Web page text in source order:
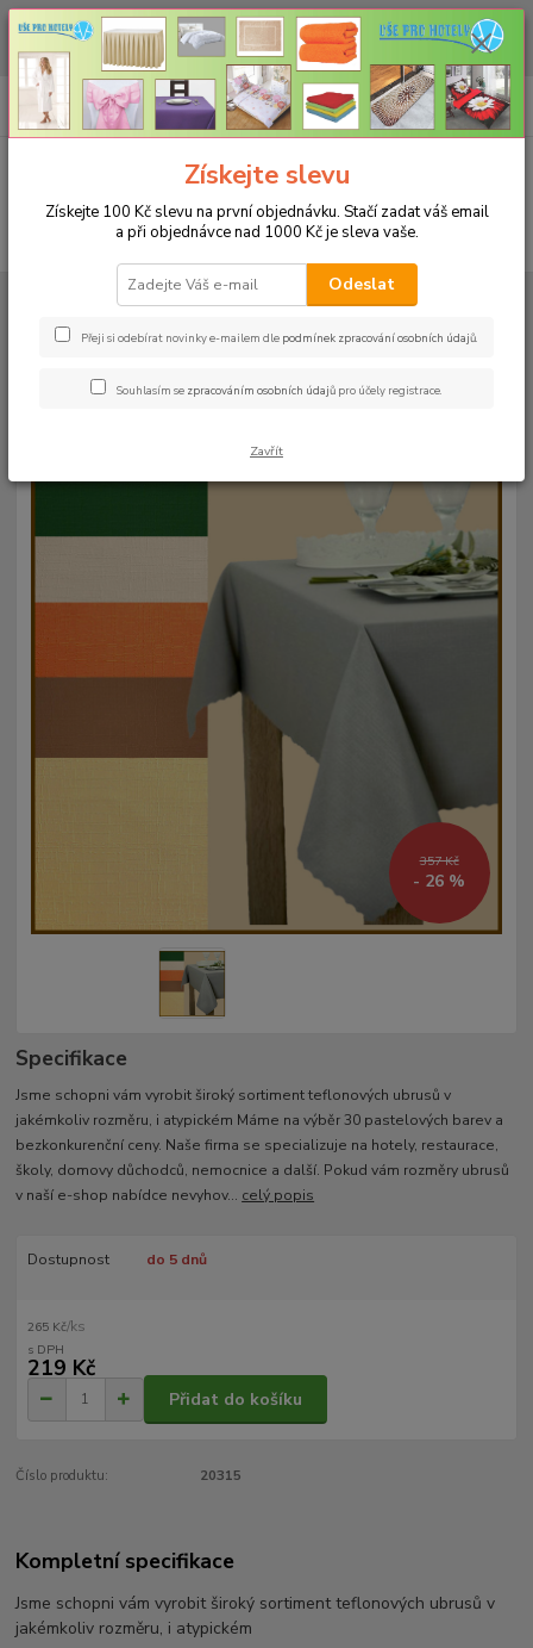
CHCETE NAKOUPIT VĚTŠÍ MNOŽSTVÍ NAŠICH PRODUKTŮ ZA LEPŠÍ
CENU? Klikněte ZDE
CZK
+420 773 794 023
Pondělí-pátek 9-16 hodin
0ks
za0 Kč
UBRUSY
Teflonové ubrusy jednobarevné s vodoodpudivou úpravou
Teflonový ubrus 120x120cm -
šedý 101
357 Kč
- 26 %
Specifikace
Jsme schopni vám vyrobit široký sortiment teflonových ubrusů v
jakémkoliv rozměru, i atypickém Máme na výběr 30 pastelových barev a
bezkonkurenční ceny. Naše firma se specializuje na hotely, restaurace,
školy, domovy důchodců, nemocnice a další. Pokud vám rozměry ubrusů
v naší e-shop nabídce nevyhov... celý popis
Dostupnost do 5 dnů
265 Kč/ks
219 Kč
Přidat do košíku
Číslo produktu: 20315
Kompletní specifikace
Jsme schopni vám vyrobit široký sortiment teflonových ubrusů v
jakémkoliv rozměru, i atypickém
Získejte slevu
Získejte 100 Kč slevu na první objednávku. Stačí zadat váš email
a při objednávce nad 1000 Kč je sleva vaše.
Odeslat
Přeji si odebírat novinky e-mailem dle podmínek zpracování osobních údajů.
Souhlasím se zpracováním osobních údajů pro účely registrace.
Zavřít